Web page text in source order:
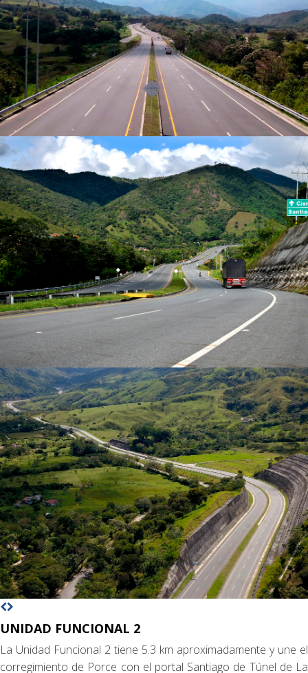
UNIDAD FUNCIONAL 2
La Unidad Funcional 2 tiene 5.3 km aproximadamente y une el
corregimiento de Porce con el portal Santiago de Túnel de La